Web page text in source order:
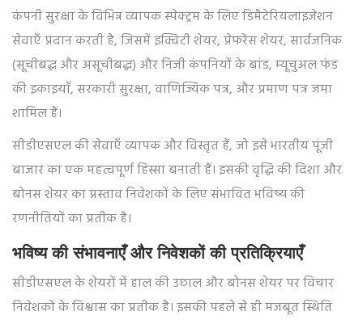
कंपनी सुरक्षा के विभिन्न व्यापक स्पेक्ट्रम के लिए डिमैटेरियलाइजेशन
सेवाएँ प्रदान करती है, जिसमें इक्विटी शेयर, प्रेफरेंस शेयर, सार्वजनिक
(सूचीबद्ध और असूचीबद्ध) और निजी कंपनियों के बांड, म्यूचुअल फंड
की इकाइयाँ, सरकारी सुरक्षा, वाणिज्यिक पत्र, और प्रमाण पत्र जमा
शामिल हैं।
सीडीएसएल की सेवाएँ व्यापक और विस्तृत हैं, जो इसे भारतीय पूंजी
बाजार का एक महत्वपूर्ण हिस्सा बनाती हैं। इसकी वृद्धि की दिशा और
बोनस शेयर का प्रस्ताव निवेशकों के लिए संभावित भविष्य की
रणनीतियों का प्रतीक है।
भविष्य की संभावनाएँ और निवेशकों की प्रतिक्रियाएँ
सीडीएसएल के शेयरों में हाल की उछाल और बोनस शेयर पर विचार
निवेशकों के विश्वास का प्रतीक है। इसकी पहले से ही मजबूत स्थिति